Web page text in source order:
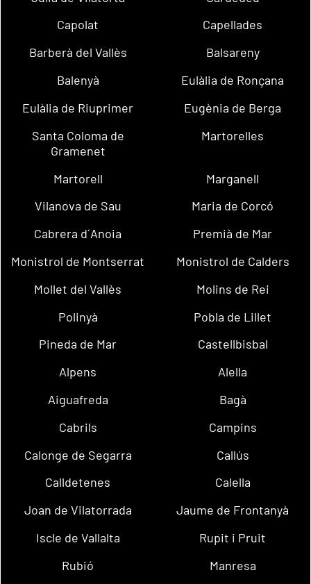
Capolat
Capellades
Barberà del Vallès
Balsareny
Balenyà
Eulàlia de Ronçana
Eulàlia de Riuprimer
Eugènia de Berga
Santa Coloma de
Gramenet
Martorelles
Martorell
Marganell
Vilanova de Sau
Maria de Corcó
Cabrera d´Anoia
Premià de Mar
Monistrol de Montserrat
Monistrol de Calders
Mollet del Vallès
Molins de Rei
Polinyà
Pobla de Lillet
Pineda de Mar
Castellbisbal
Alpens
Alella
Aiguafreda
Bagà
Cabrils
Campins
Calonge de Segarra
Callús
Calldetenes
Calella
Joan de Vilatorrada
Jaume de Frontanyà
Iscle de Vallalta
Rupit i Pruit
Rubió
Manresa